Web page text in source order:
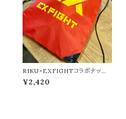
RIKU×EXFIGHTコラボナップ
ザック
¥2,420